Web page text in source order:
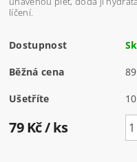
líčení.
Dostupnost
Běžná cena
Ušetříte
79 Kč/ ks